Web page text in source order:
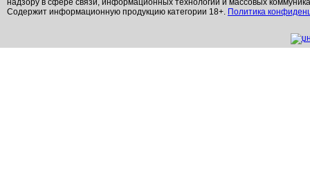
надзору в сфере связи, информационных технологий и массовых
Содержит информационную продукцию категории 18+. Политика